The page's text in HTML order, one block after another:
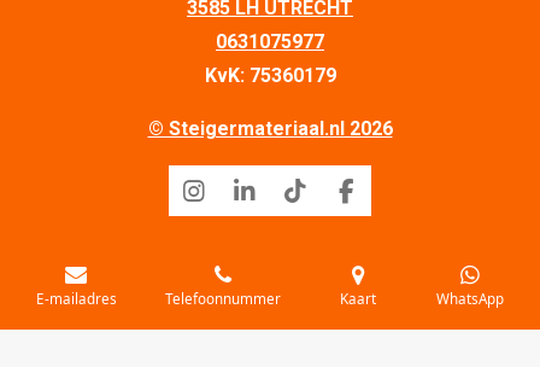
3585 LH UTRECHT
0631075977
KvK: 75360179
© Steigermateriaal.nl 2026
I
n
a
L
i
e
T
i
F
a
e
b
E-mailadres Telefoonnummer Kaart WhatsApp